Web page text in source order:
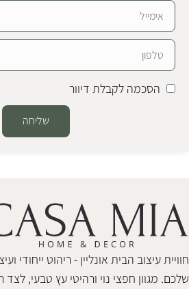
הסכמה לקבלת דיוור
שליחה
חוויית עיצוב הבית אונליין - ריהוט ייחודי
שלכם. מגוון חפצי נוי ורהיטי עץ טבעי, לצד